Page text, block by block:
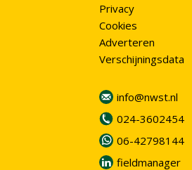
Privacy
Cookies
Adverteren
Verschijningsdata
info@nwst.nl
024-3602454
06-42798144
fieldmanager